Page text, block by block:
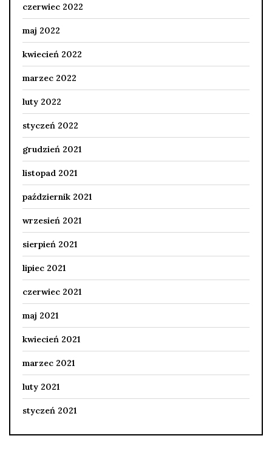
czerwiec 2022
maj 2022
kwiecień 2022
marzec 2022
luty 2022
styczeń 2022
grudzień 2021
listopad 2021
październik 2021
wrzesień 2021
sierpień 2021
lipiec 2021
czerwiec 2021
maj 2021
kwiecień 2021
marzec 2021
luty 2021
styczeń 2021